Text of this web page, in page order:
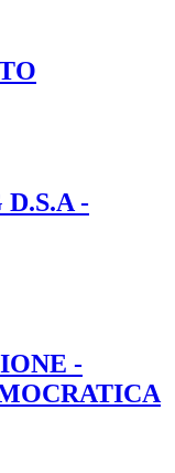
-
-